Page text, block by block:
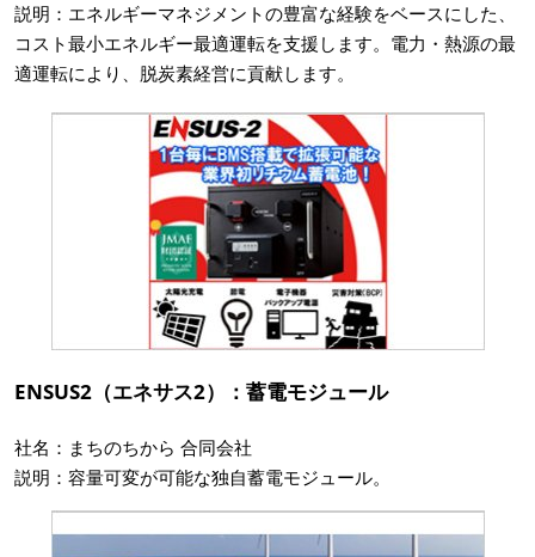
説明：エネルギーマネジメントの豊富な経験をベースにした、
コスト最小エネルギー最適運転を支援します。電力・熱源の最
適運転により、脱炭素経営に貢献します。
ENSUS2（エネサス2）：蓄電モジュール
社名：まちのちから 合同会社
説明：容量可変が可能な独自蓄電モジュール。